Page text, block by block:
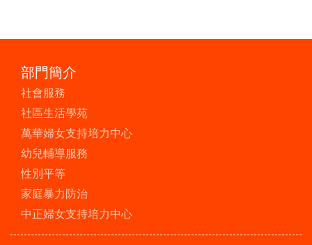
部門簡介
社會服務
社區生活學苑
萬華婦女支持培力中心
幼兒輔導服務
性別平等
家庭暴力防治
中正婦女支持培力中心